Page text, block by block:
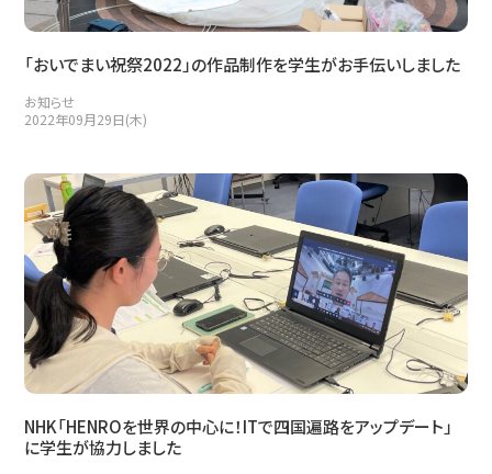
「おいでまい祝祭2022」の作品制作を学生がお手伝いしました
お知らせ
2022年09月29日(木)
NHK「HENROを世界の中心に！ITで四国遍路をアップデート」
に学生が協力しました